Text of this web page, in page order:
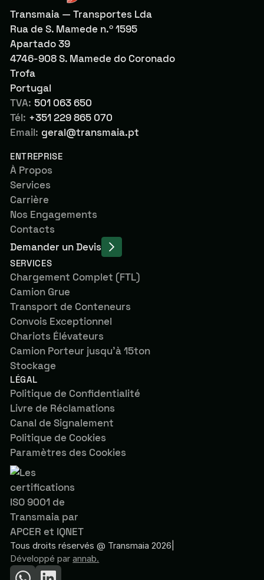
Transmaia — Transportes Lda
Rua de S. Mamede n.º 1595
Apartado 39
4746-908 S. Mamede do Coronado
Trofa
Portugal
TVA: 501 063 650
Tél: +351 229 865 070
Email: geral@transmaia.pt
ENTREPRISE
À Propos
Services
Carrière
Nos Engagements
Contacts
Demander un Devis
SERVICES
Chargement Complet (FTL)
Camion Grue
Transport de Conteneurs
Convois Exceptionnel
Chariots Élévateurs
Camion Porteur jusqu’à 15ton
Stockage
LÉGAL
Politique de Confidentialité
Livre de Réclamations
Canal de Signalement
Politique de Cookies
Paramètres des Cookies
Tous droits réservés @ Transmaia 2026
Développé parannab.